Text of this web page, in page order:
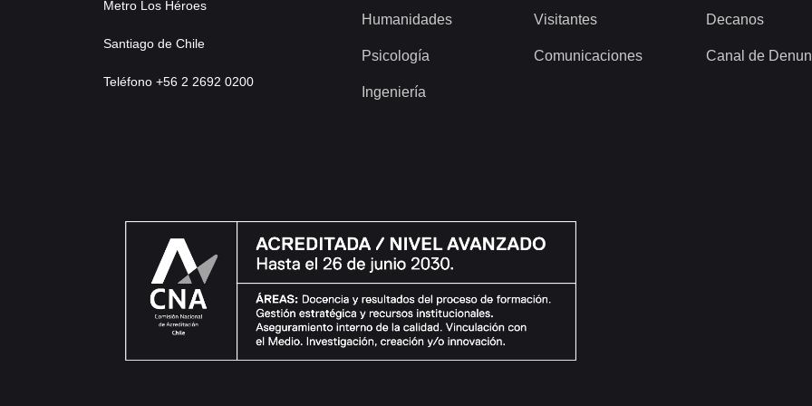
Metro Los Héroes
Santiago de Chile
Teléfono +56 2 2692 0200
Humanidades
Psicología
Ingeniería
Visitantes
Comunicaciones
Decanos
Canal de